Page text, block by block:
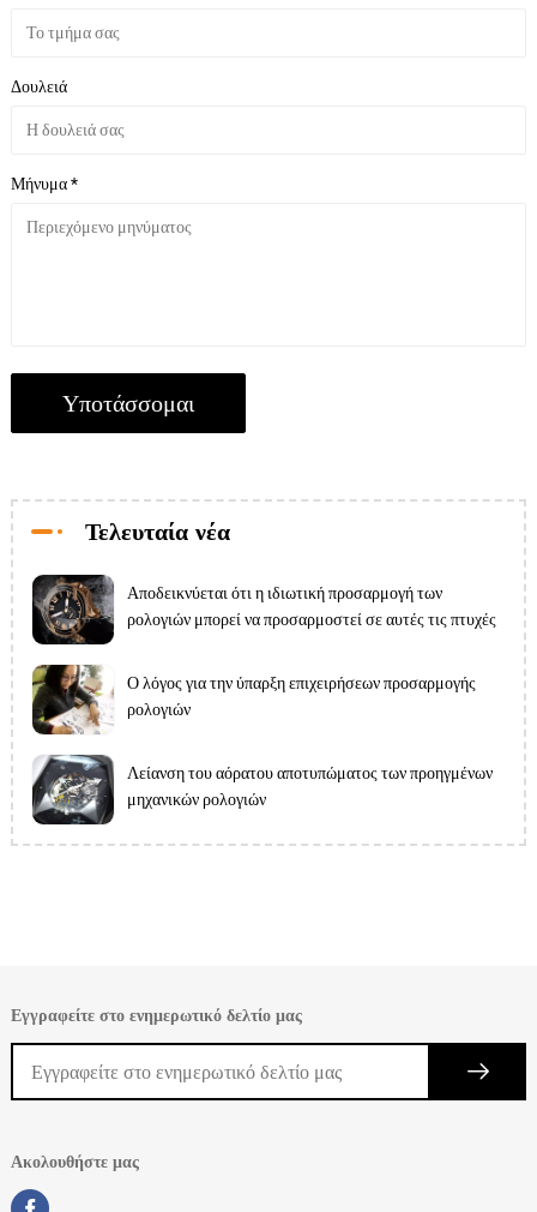
Δουλειά
Μήνυμα *
Τελευταία νέα
Αποδεικνύεται ότι η ιδιωτική προσαρμογή των
ρολογιών μπορεί να προσαρμοστεί σε αυτές τις πτυχές
Ο λόγος για την ύπαρξη επιχειρήσεων προσαρμογής
ρολογιών
Λείανση του αόρατου αποτυπώματος των προηγμένων
μηχανικών ρολογιών
Εγγραφείτε στο ενημερωτικό δελτίο μας
Ακολουθήστε μας